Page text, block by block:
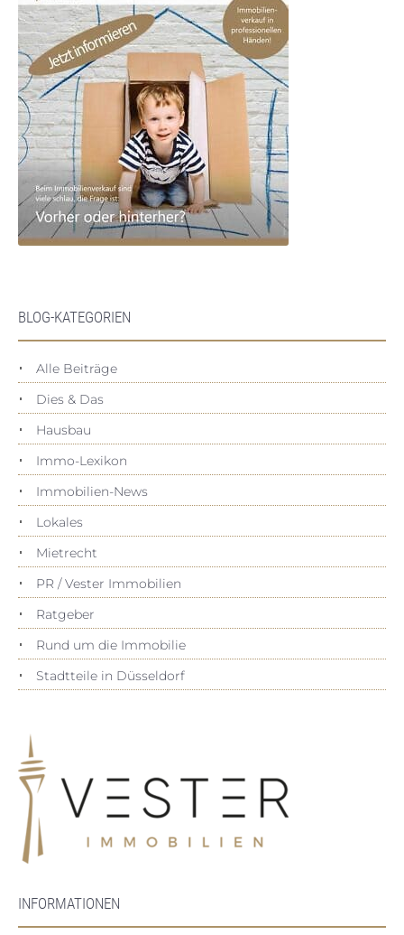
BLOG-KATEGORIEN
Alle Beiträge
Dies & Das
Hausbau
Immo-Lexikon
Immobilien-News
Lokales
Mietrecht
PR / Vester Immobilien
Ratgeber
Rund um die Immobilie
Stadtteile in Düsseldorf
INFORMATIONEN